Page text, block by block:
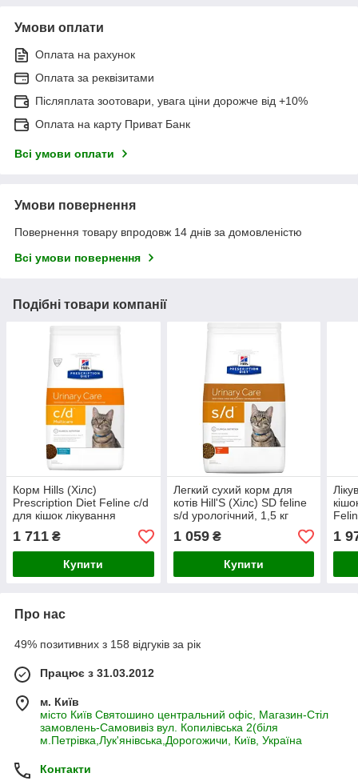
Умови оплати
Оплата на рахунок
Оплата за реквізитами
Післяплата зоотовари, увага ціни дорожче від +10%
Оплата на карту Приват Банк
Всі умови оплати
Умови повернення
Повернення товару впродовж 14 днів за домовленістю
Всі умови повернення
Подібні товари компанії
Корм Hills (Хілс)
Prescription Diet Feline c/d
для кішок лікування
(океанічна риба), 5 кг
1 711 ₴
Купити
Легкий сухий корм для
котів Hill'S (Хілс) SD feline
s/d урологічний, 1,5 кг
1 059₴
Купити
1
Про нас
49% позитивних з 158 відгуків за рік
Працює з 31.03.2012
м. Київ
місто Київ Святошино центральний офіс, Магазин-Стіл
замовлень-Самовивіз вул. Копилівська 2(біля
м.Петрівка,Лук'янівська,Дорогожичи, Київ, Україна
Контакти